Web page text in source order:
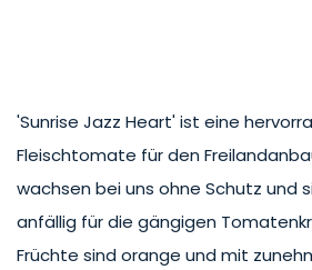
'Sunrise Jazz Heart' ist eine
Fleischtomate für den
wachsen bei uns ohne Schutz und
anfällig für die gängigen
Früchte sind orange und mit